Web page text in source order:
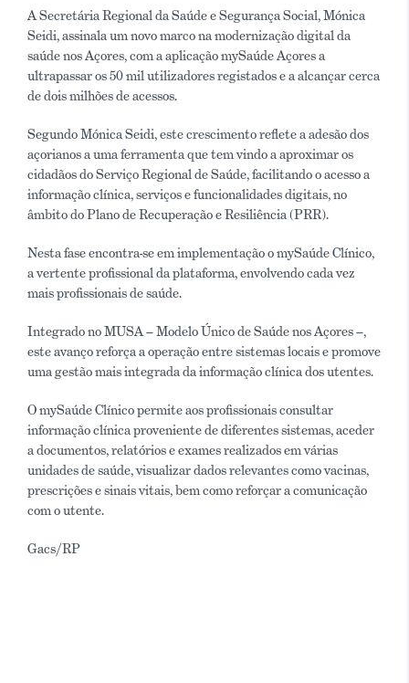
A Secretária Regional da Saúde e Segurança Social, Mónica
Seidi, assinala um novo marco na modernização digital da
saúde nos Açores, com a aplicação mySaúde Açores a
ultrapassar os 50 mil utilizadores registados e a alcançar cerca
de dois milhões de acessos.
Segundo Mónica Seidi, este crescimento reflete a adesão dos
açorianos a uma ferramenta que tem vindo a aproximar os
cidadãos do Serviço Regional de Saúde, facilitando o acesso a
informação clínica, serviços e funcionalidades digitais, no
âmbito do Plano de Recuperação e Resiliência (PRR).
Nesta fase encontra-se em implementação o mySaúde Clínico,
a vertente profissional da plataforma, envolvendo cada vez
mais profissionais de saúde.
Integrado no MUSA – Modelo Único de Saúde nos Açores –,
este avanço reforça a operação entre sistemas locais e promove
uma gestão mais integrada da informação clínica dos utentes.
O mySaúde Clínico permite aos profissionais consultar
informação clínica proveniente de diferentes sistemas, aceder
a documentos, relatórios e exames realizados em várias
unidades de saúde, visualizar dados relevantes como vacinas,
prescrições e sinais vitais, bem como reforçar a comunicação
com o utente.
Gacs/RP